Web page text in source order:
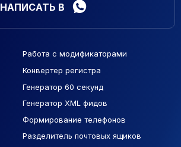
НАПИСАТЬ В
Работа с модификаторами
Конвертер регистра
Генератор 60 секунд
Генератор XML фидов
Формирование телефонов
Разделитель почтовых ящиков
Подборка сайтов
Макеты Figma
База Яндекс Карты
РСЯ площадки
Созданные сайты
Контекстная реклама